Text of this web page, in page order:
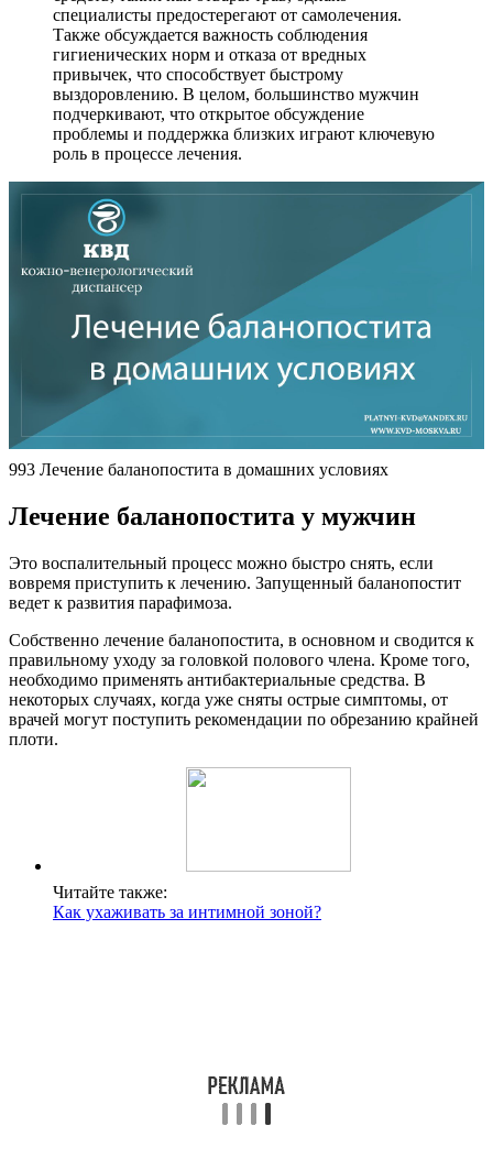
специалисты предостерегают от самолечения.
Также обсуждается важность соблюдения
гигиенических норм и отказа от вредных
привычек, что способствует быстрому
выздоровлению. В целом, большинство мужчин
подчеркивают, что открытое обсуждение
проблемы и поддержка близких играют ключевую
роль в процессе лечения.
993 Лечение баланопостита в домашних условиях
Лечение баланопостита у мужчин
Это воспалительный процесс можно быстро снять, если
вовремя приступить к лечению. Запущенный баланопостит
ведет к развития парафимоза.
Собственно лечение баланопостита, в основном и сводится к
правильному уходу за головкой полового члена. Кроме того,
необходимо применять антибактериальные средства. В
некоторых случаях, когда уже сняты острые симптомы, от
врачей могут поступить рекомендации по обрезанию крайней
плоти.
Читайте также:
Как ухаживать за интимной зоной?